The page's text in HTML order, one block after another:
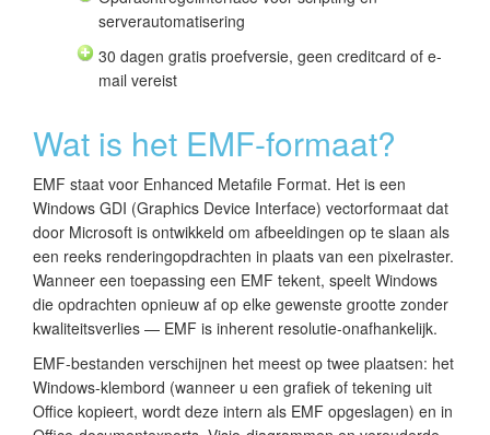
serverautomatisering
30 dagen gratis proefversie, geen creditcard of e-
mail vereist
Wat is het EMF-formaat?
EMF staat voor Enhanced Metafile Format. Het is een
Windows GDI (Graphics Device Interface) vectorformaat dat
door Microsoft is ontwikkeld om afbeeldingen op te slaan als
een reeks renderingopdrachten in plaats van een pixelraster.
Wanneer een toepassing een EMF tekent, speelt Windows
die opdrachten opnieuw af op elke gewenste grootte zonder
kwaliteitsverlies — EMF is inherent resolutie-onafhankelijk.
EMF-bestanden verschijnen het meest op twee plaatsen: het
Windows-klembord (wanneer u een grafiek of tekening uit
Office kopieert, wordt deze intern als EMF opgeslagen) en in